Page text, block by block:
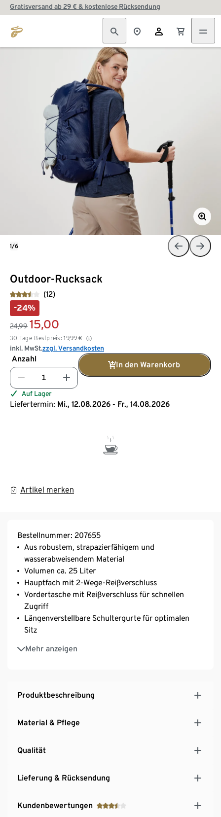
Gratisversand ab 29 € & kostenlose Rücksendung
Outdoor-Rucksack
(12)
-24%
24,99 15,00
30-Tage-Bestpreis: 19,99 €
inkl. MwSt.zzgl. Versandkosten
Anzahl
In den Warenkorb
Auf Lager
Liefertermin: Mi., 12.08.2026 - Fr., 14.08.2026
Artikel merken
1/6
Bestellnummer: 207655
Aus robustem, strapazierfähigem und
wasserabweisendem Material
Volumen ca. 25 Liter
Hauptfach mit 2-Wege-Reißverschluss
Vordertasche mit Reißverschluss für schnellen
Zugriff
Längenverstellbare Schultergurte für optimalen
Sitz
Mehr anzeigen
Seitliche Gurte und elastisches Gummiband vorne –
zur Befestigung von z.B. Jacken etc.
Trekkingstöcken
Verstärkter Rücken und Boden
Produktbeschreibung
Material & Pflege
Qualität
Lieferung & Rücksendung
Kundenbewertungen